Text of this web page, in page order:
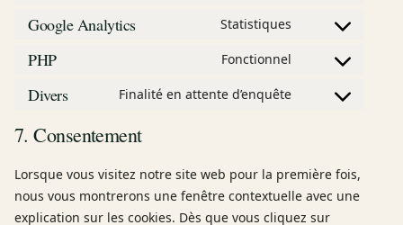
Google Analytics Statistiques
Consent to
PHP Fonctionnel
Consent to
Divers Finalité en attente d’enquête
Consent to
7. Consentement
Lorsque vous visitez notre site web pour la première fois,
nous vous montrerons une fenêtre contextuelle avec une
explication sur les cookies. Dès que vous cliquez sur